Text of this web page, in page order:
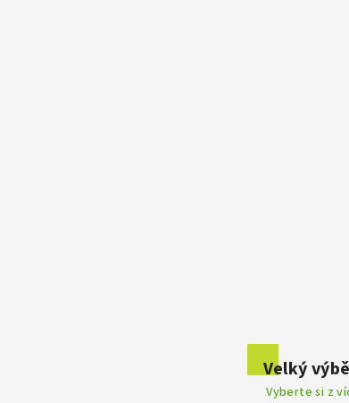
Velký
Vyberte si z